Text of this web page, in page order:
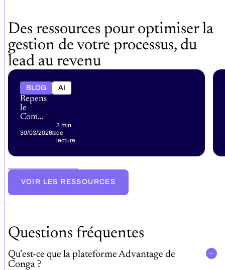
Des ressources pour optimiser la
gestion de votre processus, du
lead au revenu
BLOG AI
Repensez
le
Commerce
Rentabilité
Marketplace
de
30/03/2026
3 min
de
lecture
VOIR LES RESSOURCES
Questions fréquentes
Qu’est-ce que la plateforme Advantage de
Conga ?